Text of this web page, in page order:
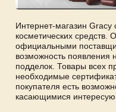
Интернет-магазин
косметических средств.
официальными
возможность появления
подделок. Товары всех
необходимые
покупателя есть
касающимися